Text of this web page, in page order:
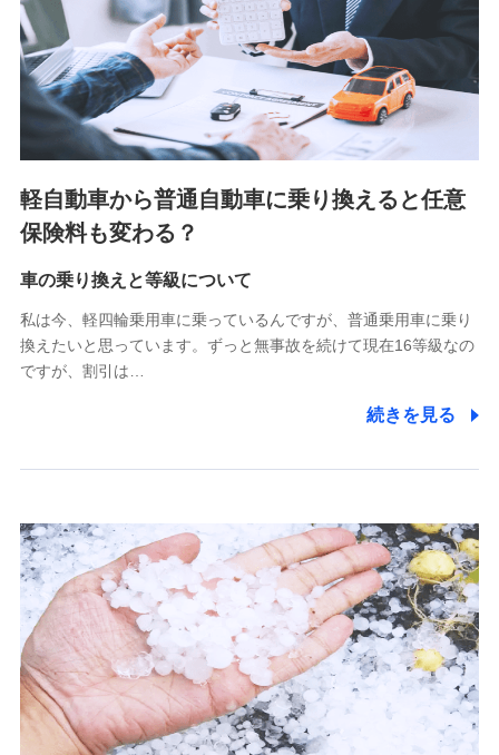
SBIいきいき少額短期保険会社 (https://www.i-
sedai.com/)
SBIペット少額短期保険株式会社 (https://www.sbipet-
ssi.co.jp/)
SBIリスタ少額短期保険会社
(https://www.jishin.co.jp/)
スマートプラス少額短期保険株式会社
チューリッヒ少額短期保険株式会社
(https://www.zurichssi.co.jp/)
(https://www.tokiomarine-x.co.jp/)
(https://pshoken.co.jp/)
リトルファミリー少額短期保険株式会社
(https://www.littlefamily-ssi.com/)
郵便、電話、およびＥメール等により、当社と取引のあるも
た維持管理等の委託業務遂行のため、またそれらに付帯、関
連する当社および提携会社のサービスを案内、提供するため
（なお、当社は複数の保険会社と取引があり、取得した個人
情報を取引のある他の保険会社の商品・サービスをご提案す
るために利用させていただくことがあります。）
上記に係る連絡・手続き・管理等付帯業務を行うため
3.セミナー募集サイトから取得した個人情報
各種セミナーの案内、開催のため
上記に係る連絡・手続き・管理等付帯業務を行うため
軽自動車から普通自動車に乗り換えると任意
保険料も変わる？
車の乗り換えと等級について
私は今、軽四輪乗用車に乗っているんですが、普通乗用車に乗り
換えたいと思っています。ずっと無事故を続けて現在16等級なの
ですが、割引は…
続きを見る